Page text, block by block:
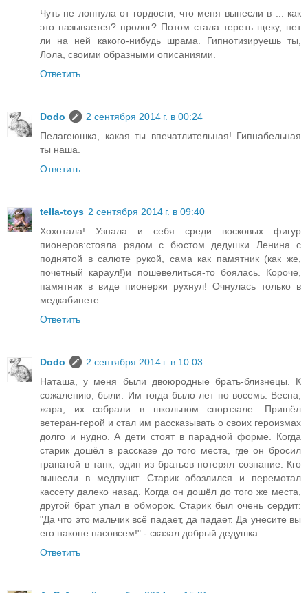
Чуть не лопнула от гордости, что меня вынесли в ... как
это называется? пролог? Потом стала тереть щеку, нет
ли на ней какого-нибудь шрама. Гипнотизируешь ты,
Лола, своими образными описаниями.
Ответить
Dodo
2 сентября 2014 г. в 00:24
Пелагеюшка, какая ты впечатлительная! Гипнабельная
ты наша.
Ответить
tella-toys 2 сентября 2014 г. в 09:40
Хохотала! Узнала и себя среди восковых фигур
пионеров:стояла рядом с бюстом дедушки Ленина с
поднятой в салюте рукой, сама как памятник (как же,
почетный караул!)и пошевелиться-то боялась. Короче,
памятник в виде пионерки рухнул! Очнулась только в
медкабинете...
Ответить
Dodo
2 сентября 2014 г. в 10:03
Наташа, у меня были двоюродные брать-близнецы. К
сожалению, были. Им тогда было лет по восемь. Весна,
жара, их собрали в школьном спортзале. Пришёл
ветеран-герой и стал им рассказывать о своих героизмах
долго и нудно. А дети стоят в парадной форме. Когда
старик дошёл в рассказе до того места, где он бросил
гранатой в танк, один из братьев потерял сознание. Кго
вынесли в медпункт. Старик обозлился и перемотал
кассету далеко назад. Когда он дошёл до того же места,
другой брат упал в обморок. Старик был очень сердит:
"Да что это мальчик всё падает, да падает. Да унесите вы
его наконе насовсем!" - сказал добрый дедушка.
Ответить